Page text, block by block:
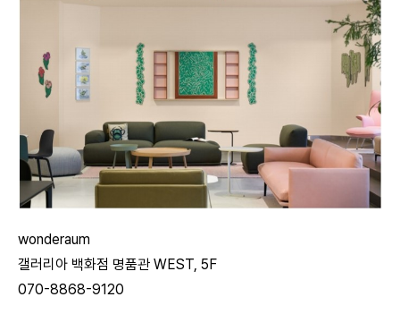
wonderaum
갤러리아 백화점 명품관 WEST, 5F
070-8868-9120